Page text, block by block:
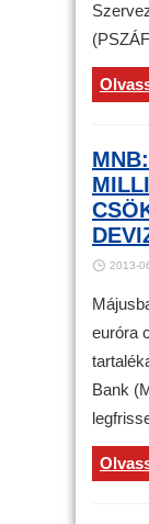
2013-
euróra
Bank